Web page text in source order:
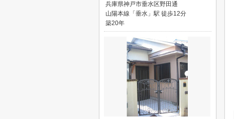
兵庫県神戸市垂水区野田通
山陽本線「垂水」駅 徒歩12分
築20年